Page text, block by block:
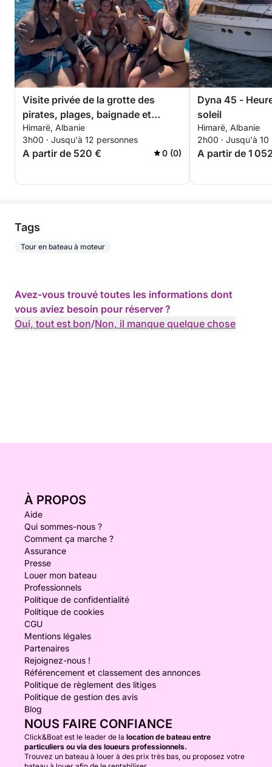
Visite privée de la grotte des
pirates, plages, baignade et
plongée avec tuba – Excursion
exclusive de 3 heures
Himarë, Albanie
3h00 · Jusqu'à 12 personnes
A partir de 520 € 0 (0)
Dyna 45 -
soleil
Himarë, Albanie
2h00 · Jusqu'à 10
A partir de 1
Tags
Tour en bateau à moteur
Avez-vous trouvé toutes les informations dont
vous aviez besoin pour réserver ?
Oui, tout est bon/Non, il manque quelque chose
À PROPOS
Aide
Qui sommes-nous ?
Comment ça marche ?
Assurance
Presse
Louer mon bateau
Professionnels
Politique de confidentialité
Politique de cookies
CGU
Mentions légales
Partenaires
Rejoignez-nous !
Référencement et classement des annonces
Politique de règlement des litiges
Politique de gestion des avis
Blog
NOUS FAIRE CONFIANCE
Click&Boat est le leader de la location de bateau entre
particuliers ou via des loueurs professionnels.
Trouvez un bateau à louer à des prix très bas, ou proposez votre